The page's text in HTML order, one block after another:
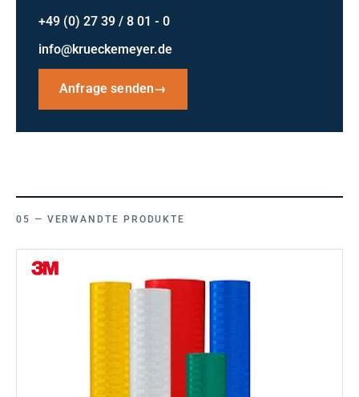
+49 (0) 27 39 / 8 01 - 0
info@krueckemeyer.de
Anfrage senden→
VERWANDTE PRODUKTE